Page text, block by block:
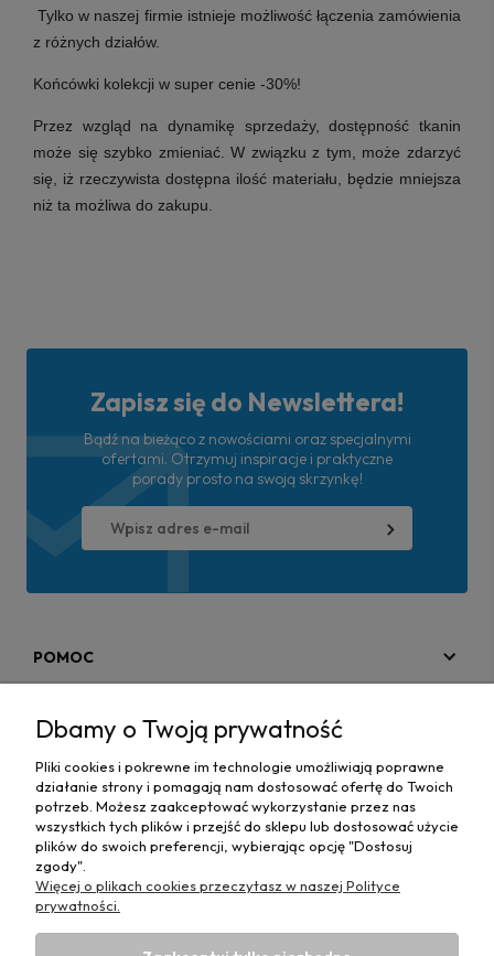
Tylko w naszej firmie istnieje możliwość łączenia zamówienia
z różnych działów.
Końcówki kolekcji w super cenie -30%!
Przez wzgląd na dynamikę sprzedaży, dostępność tkanin
może się szybko zmieniać. W związku z tym, może zdarzyć
się, iż rzeczywista dostępna ilość materiału, będzie mniejsza
niż ta możliwa do zakupu.
Zapisz się do Newslettera!
Bądź na bieżąco z nowościami oraz specjalnymi
ofertami. Otrzymuj inspiracje i praktyczne
porady prosto na swoją skrzynkę!
POMOC
MAPA STRONY
INFORMACJE
Dbamy o Twoją prywatność
Pliki cookies i pokrewne im technologie umożliwiają poprawne
działanie strony i pomagają nam dostosować ofertę do Twoich
potrzeb. Możesz zaakceptować wykorzystanie przez nas
wszystkich tych plików i przejść do sklepu lub dostosować użycie
plików do swoich preferencji, wybierając opcję "Dostosuj
zgody".
Więcej o plikach cookies przeczytasz w naszej Polityce
prywatności.